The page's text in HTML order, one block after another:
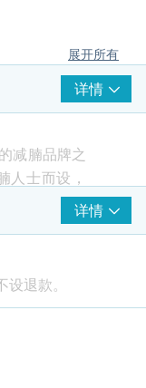
展开所有
详情
减腩品牌之
人士而设，
体脂、改善
水肿、通淋
贵成分，
果信心保
详情
退款。
及健康网购